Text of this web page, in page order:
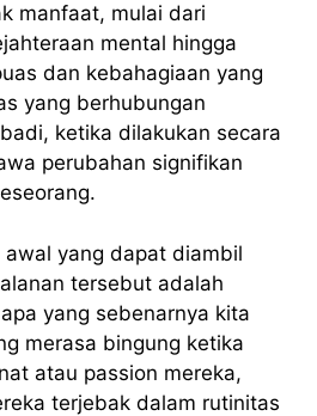
manfaat, mulai dari
mental hingga
dan kebahagiaan yang
yang berhubungan
ketika dilakukan secara
perubahan signifikan
awal yang dapat diambil
tersebut adalah
yang sebenarnya kita
merasa bingung ketika
atau passion mereka,
terjebak dalam rutinitas